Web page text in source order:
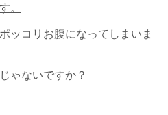
。
ッコリお腹になってしまいま
ゃないですか？